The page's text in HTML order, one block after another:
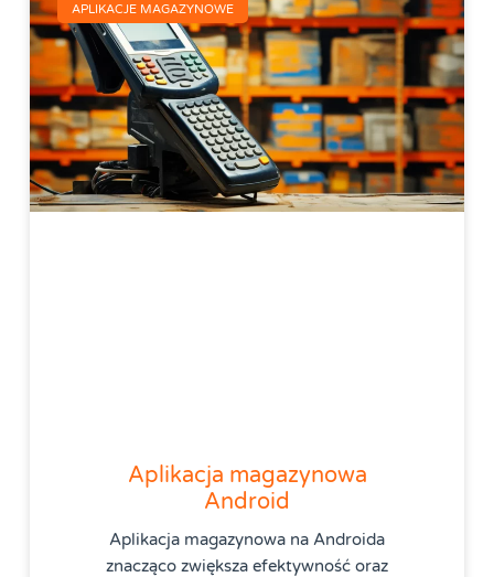
APLIKACJE MAGAZYNOWE
Aplikacja magazynowa
Android
Aplikacja magazynowa na Androida
znacząco zwiększa efektywność oraz